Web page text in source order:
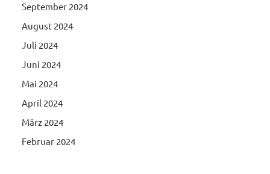
September 2024
August 2024
Juli 2024
Juni 2024
Mai 2024
April 2024
März 2024
Februar 2024